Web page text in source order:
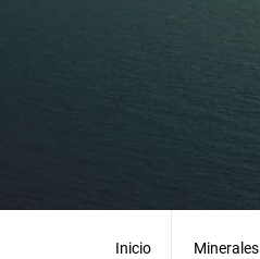
Inicio Minerales